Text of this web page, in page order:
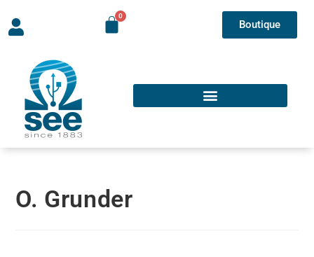
Boutique
O. Grunder